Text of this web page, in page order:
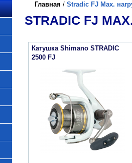
Главная / Stradic FJ Max.
STRADIC FJ
Катушка Shimano STRADIC
2500 FJ